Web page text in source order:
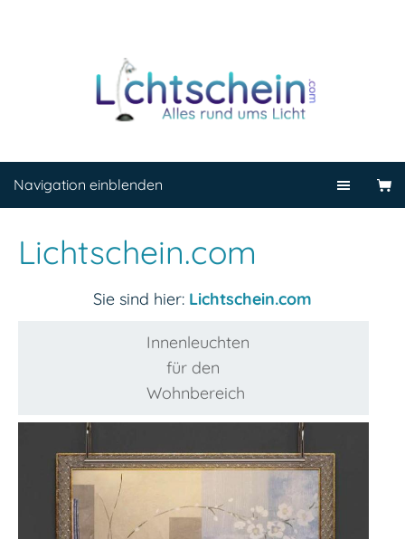
Navigation einblenden
Lichtschein.com
Sie sind hier: Lichtschein.com
Innenleuchten
für den
Wohnbereich